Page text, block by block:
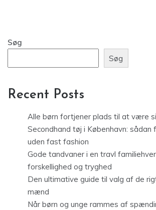
Søg
Søg
Recent Posts
Alle børn fortjener plads til at være
Secondhand tøj i København: sådan
uden fast fashion
Gode tandvaner i en travl
forskellighed og tryghed
Den ultimative guide til valg af de
mænd
Når børn og unge rammes af